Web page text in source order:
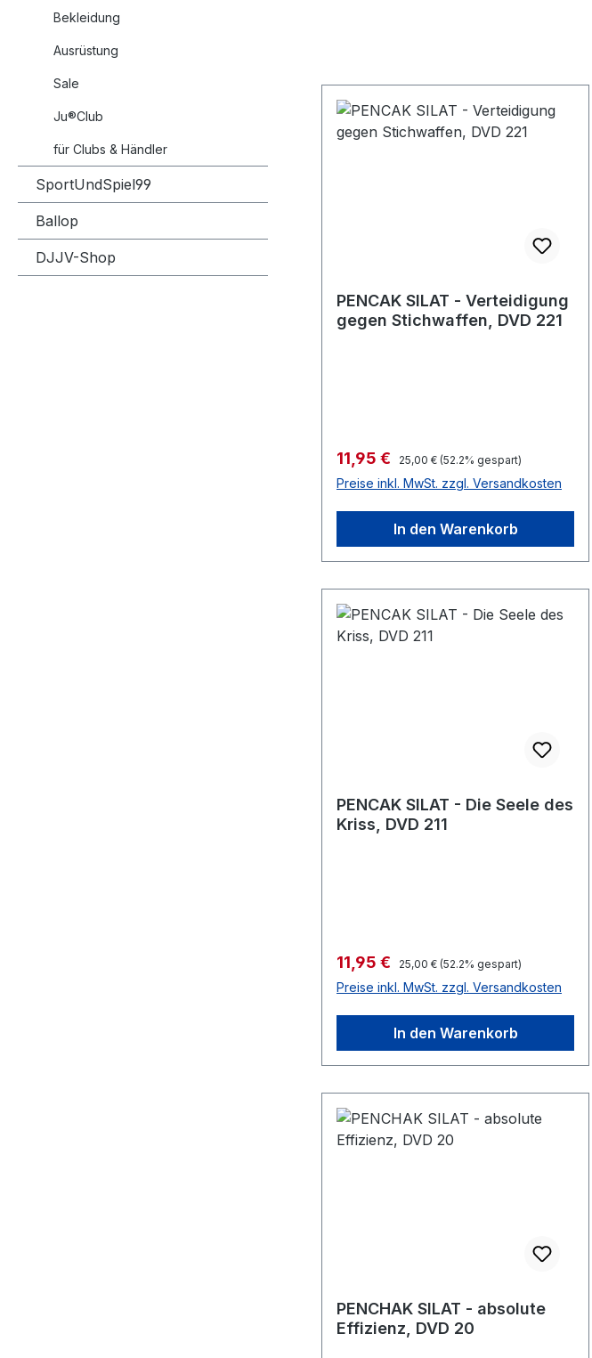
Bekleidung
Ausrüstung
Sale
Ju®Club
für Clubs & Händler
SportUndSpiel99
Ballop
DJJV-Shop
PENCAK SILAT - Verteidigung
gegen Stichwaffen, DVD 221
Verkaufspreis:
11,95 € Regulärer Preis:
25,00 € (52.2% gespart)
Preise inkl. MwSt. zzgl. Versandkosten
In den Warenkorb
PENCAK SILAT - Die Seele des
Kriss, DVD 211
Verkaufspreis:
11,95 € Regulärer Preis:
25,00 € (52.2% gespart)
Preise inkl. MwSt. zzgl. Versandkosten
In den Warenkorb
PENCHAK SILAT - absolute
Effizienz, DVD 20